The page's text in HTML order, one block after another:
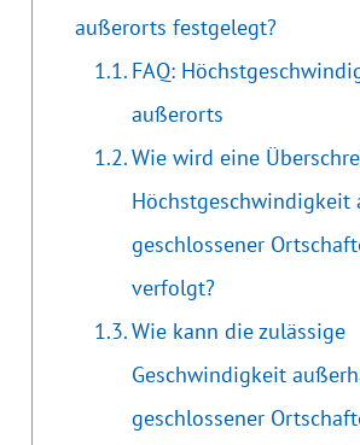
außerorts festgelegt?
FAQ:
außerorts
Wie wird eine
Höchstgeschwindigkeit
geschlossener
verfolgt?
Wie kann die zulässige
Geschwindigkeit
geschlossener